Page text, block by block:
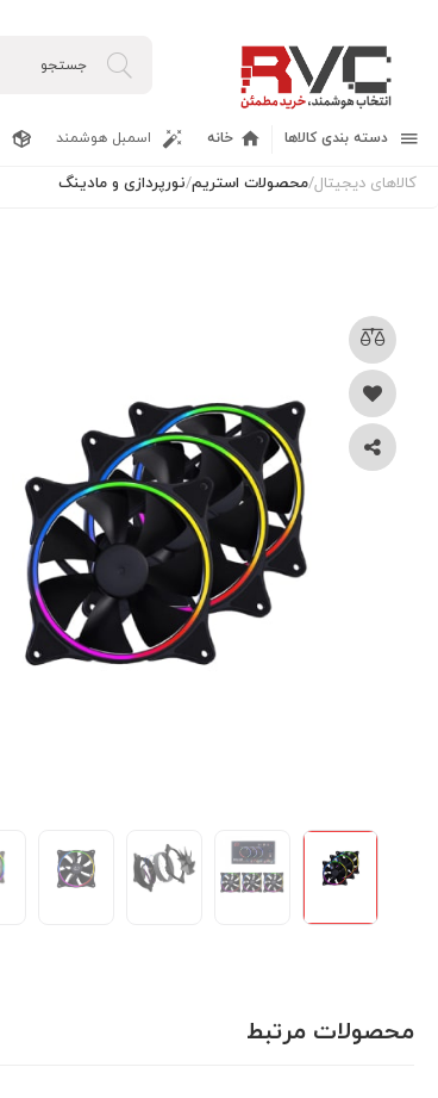
دسته بندی کالاها خانه اسمبل هوشمند
کالاهای دیجیتال/محصولات استریم/نورپردازی و مادینگ
محصولات مرتبط